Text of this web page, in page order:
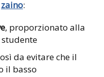
zaino:
, proporzionato alla
da evitare che il
il basso